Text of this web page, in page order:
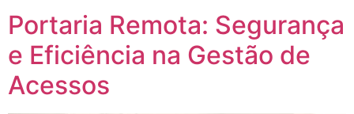
Portaria Remota: Segurança
e Eficiência na Gestão de
Acessos